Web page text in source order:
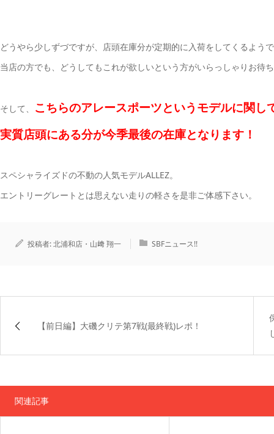
どうやら少しずづですが、店頭在庫分が定期的に入荷をしてくるよう
当店の方でも、どうしてもこれが欲しいという方がいらっしゃりお待
そして、
こちらのアレースポーツというモデルに関
実質店頭にある分が今季最後の在庫となります！
スペシャライズドの不動の人気モデルALLEZ。
エントリーグレートとは思えない走りの軽さを是非ご体感下さい。
投稿者:北浦和店・山﨑 翔一 SBFニュース!!
【前日編】大磯クリテ第7戦(最終戦)レポ！
関連記事